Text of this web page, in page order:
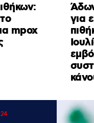
mpox
για